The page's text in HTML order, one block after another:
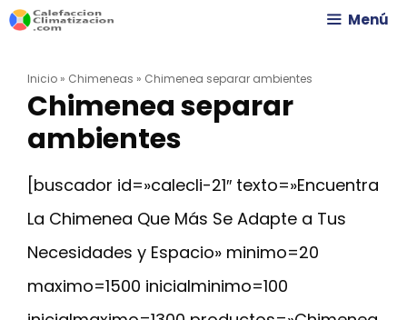
Saltar
contenido
Menú
Inicio » Chimeneas » Chimenea separar ambientes
Chimenea separar
ambientes
[buscador id=»calecli-21″ texto=»Encuentra
La Chimenea Que Más Se Adapte a Tus
Necesidades y Espacio» minimo=20
maximo=1500 inicialminimo=100